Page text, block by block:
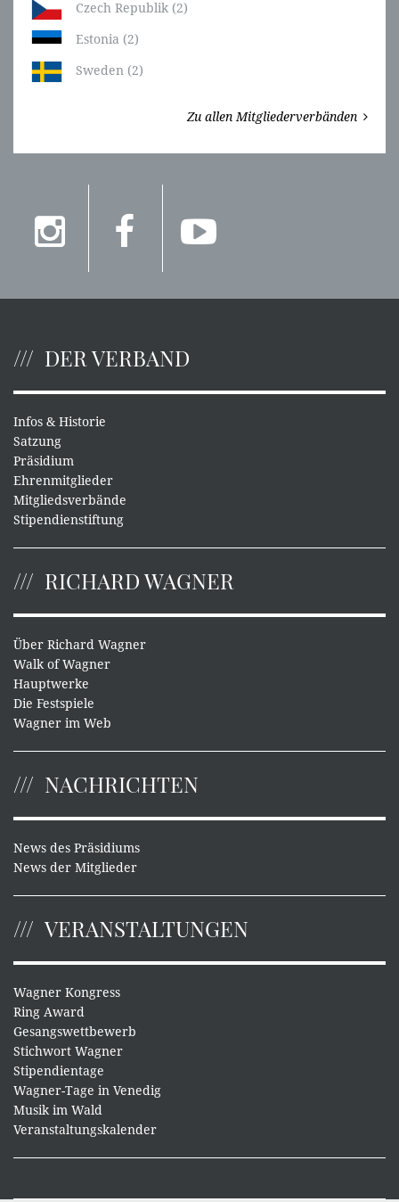
Czech Republik (2)
Estonia (2)
Sweden (2)
Zu allen Mitgliederverbänden
DER VERBAND
Infos & Historie
Satzung
Präsidium
Ehrenmitglieder
Mitgliedsverbände
Stipendienstiftung
RICHARD WAGNER
Über Richard Wagner
Walk of Wagner
Hauptwerke
Die Festspiele
Wagner im Web
NACHRICHTEN
News des Präsidiums
News der Mitglieder
VERANSTALTUNGEN
Wagner Kongress
Ring Award
Gesangswettbewerb
Stichwort Wagner
Stipendientage
Wagner-Tage in Venedig
Musik im Wald
Veranstaltungskalender